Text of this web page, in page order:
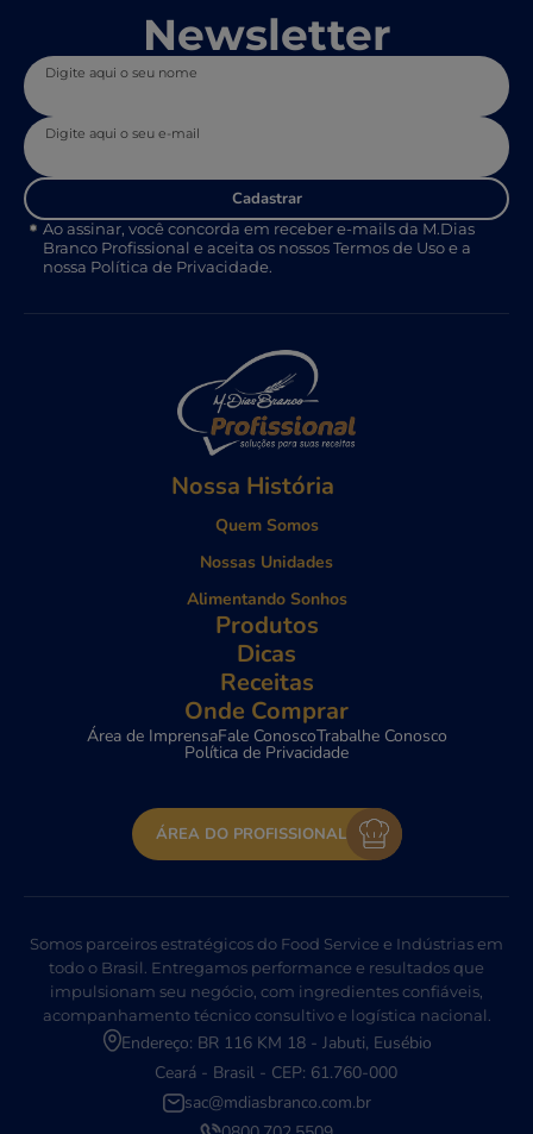
Newsletter
Digite aqui o seu nome
Digite aqui o seu e-mail
Cadastrar
Ao assinar, você concorda em receber e-mails da M.Dias
Branco Profissional e aceita os nossos Termos de Uso e a
nossa Política de Privacidade.
Nossa História
Quem Somos
Nossas Unidades
Alimentando Sonhos
Produtos
Dicas
Receitas
Onde Comprar
Área de ImprensaFale ConoscoTrabalhe Conosco
Política de Privacidade
ÁREA DO PROFISSIONAL
Somos parceiros estratégicos do Food Service e Indústrias em
todo o Brasil. Entregamos performance e resultados que
impulsionam seu negócio, com ingredientes confiáveis,
acompanhamento técnico consultivo e logística nacional.
Endereço: BR 116 KM 18 - Jabuti, Eusébio
Ceará - Brasil - CEP: 61.760-000
sac@mdiasbranco.com.br